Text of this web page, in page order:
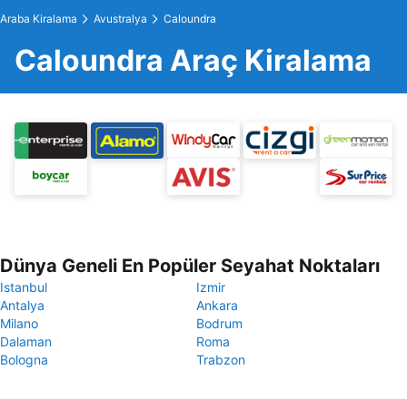
Araba Kiralama Avustralya Caloundra
Caloundra Araç Kiralama
Dünya Geneli En Popüler Seyahat Noktaları
Istanbul
Izmir
Antalya
Ankara
Milano
Bodrum
Dalaman
Roma
Bologna
Trabzon